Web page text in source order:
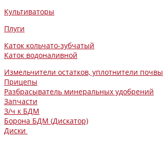
Культиваторы
Плуги
Каток кольчато-зубчатый
Каток водоналивной
Измельчители остатков, уплотнители почвы
Прицепы
Разбрасыватель минеральных удобрений
Запчасти
З/ч к БДМ
Борона БДМ (Дискатор)
Диски